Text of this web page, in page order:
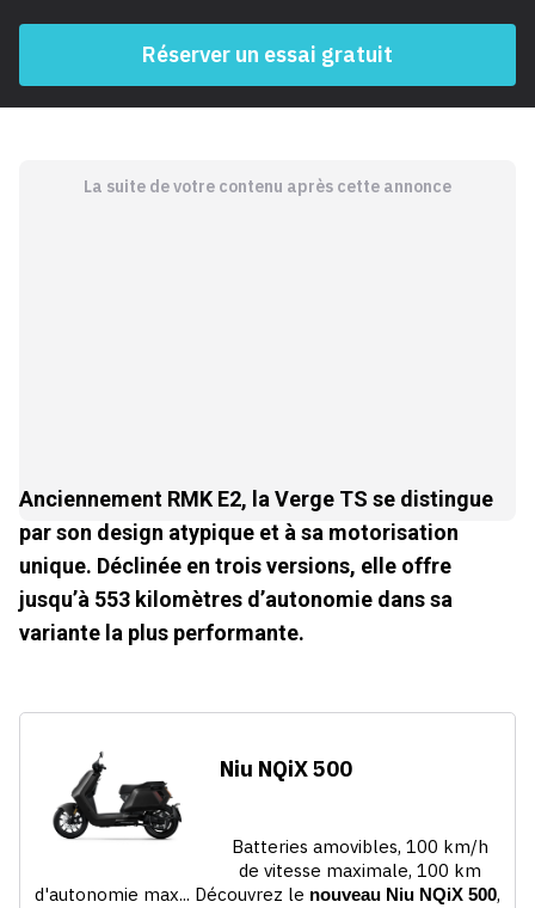
Réserver un essai gratuit
La suite de votre contenu après cette annonce
Anciennement RMK E2, la Verge TS se distingue
par son design atypique et à sa motorisation
unique. Déclinée en trois versions, elle offre
jusqu’à 553 kilomètres d’autonomie dans sa
variante la plus performante.